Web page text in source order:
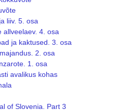
liiv. 5. osa
allveelaev. 4. osa
ja kaktused. 3. osa
2. osa
1. osa
avalikus kohas
of Slovenia. Part 3